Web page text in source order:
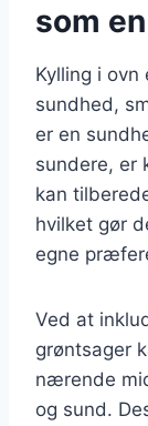
som
Kylling i
sundhed,
er en
sundere, er
kan
hvilket gør
egne
Ved at
grøntsager
nærende
og sund.